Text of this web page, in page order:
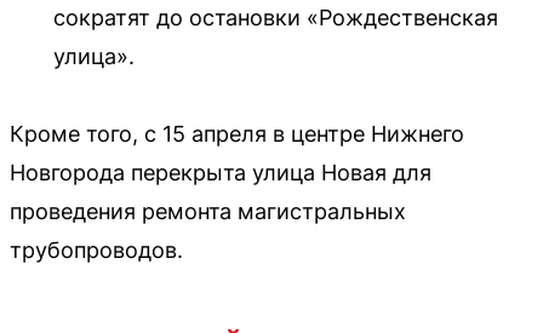
сократят до остановки «Рождественская
улица».
Кроме того, с 15 апреля в центре Нижнего
Новгорода перекрыта улица Новая для
проведения ремонта магистральных
трубопроводов.